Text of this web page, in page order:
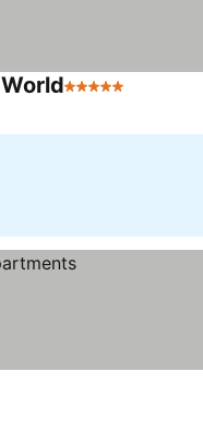
5 Estrelas